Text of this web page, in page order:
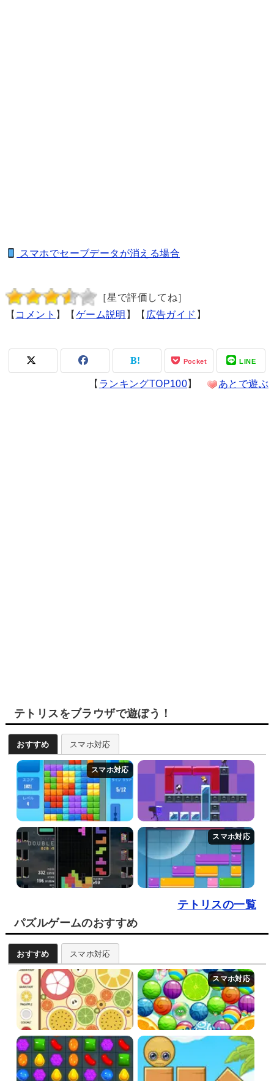
スマホでセーブデータが消える場合
［星で評価してね］
【 コメント 】【 ゲーム説明 】【 広告ガイド 】
Pocket LINE
【 ランキングTOP100】 あとで遊ぶ
テトリスをブラウザで遊ぼう！
おすすめ スマホ対応
テトリスの一覧
パズルゲームのおすすめ
おすすめ スマホ対応